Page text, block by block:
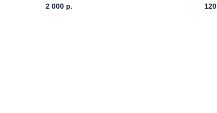
2 000 р. 120